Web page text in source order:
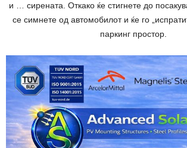
и … сирената. Откако ќе стигнете до
се симнете од автомобилот и ќе го
паркинг простор.